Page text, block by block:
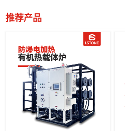
推荐产品